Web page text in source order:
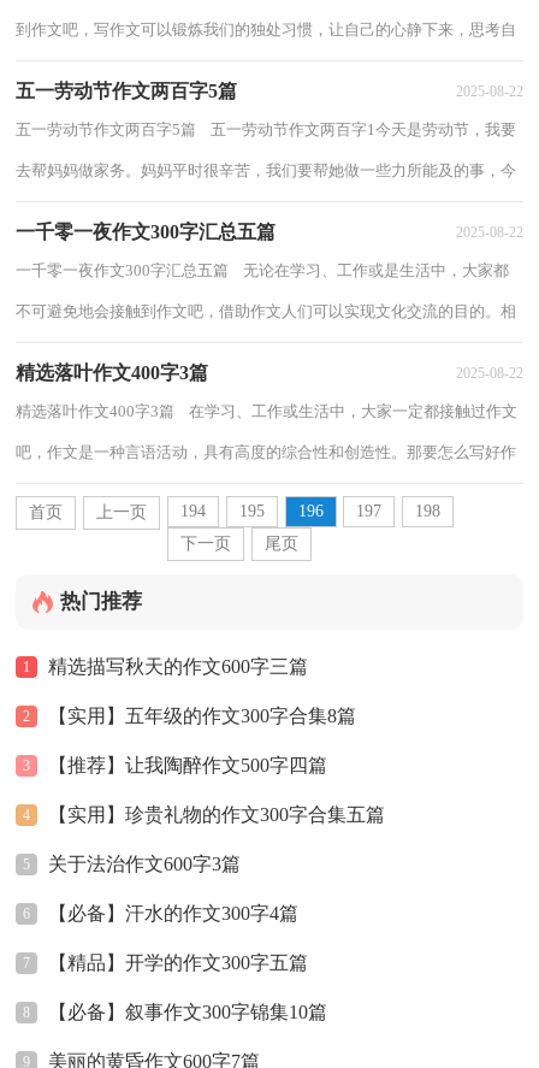
到作文吧，写作文可以锻炼我们的独处习惯，让自己的心静下来，思考自
五一劳动节作文两百字5篇 2025-08-22
五一劳动节作文两百字5篇 五一劳动节作文两百字1今天是劳动节，我要
去帮妈妈做家务。妈妈平时很辛苦，我们要帮她做一些力所能及的事，今
一千零一夜作文300字汇总五篇 2025-08-22
一千零一夜作文300字汇总五篇 无论在学习、工作或是生活中，大家都
不可避免地会接触到作文吧，借助作文人们可以实现文化交流的目的。相
精选落叶作文400字3篇 2025-08-22
精选落叶作文400字3篇 在学习、工作或生活中，大家一定都接触过作文
吧，作文是一种言语活动，具有高度的综合性和创造性。那要怎么写好作
文呢？下面是小编精心整理的落叶作文400...
首页
上一页 194 195 196 197
198
下一页
尾页
热门推荐
1 精选描写秋天的作文600字三篇
2 【实用】五年级的作文300字合集8篇
3 【推荐】让我陶醉作文500字四篇
4 【实用】珍贵礼物的作文300字合集五篇
5 关于法治作文600字3篇
6 【必备】汗水的作文300字4篇
7 【精品】开学的作文300字五篇
8 【必备】叙事作文300字锦集10篇
9 美丽的黄昏作文600字7篇